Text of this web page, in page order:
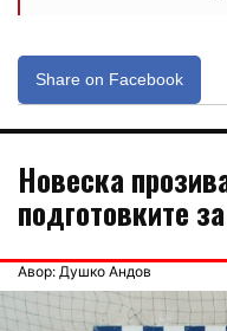
Share on Facebook
Новеска
подготовките
Авор: Душко Андов